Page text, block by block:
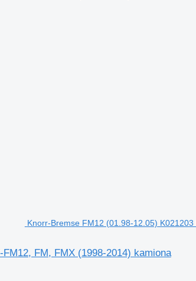
Knorr-Bremse FM12 (01.98-12.05)
FM, FMX (1998-2014) kamiona